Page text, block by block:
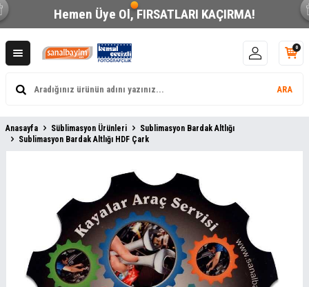
Hemen Üye Ol,FIRSATLARI KAÇIRMA!
ARA
0
Anasayfa Süblimasyon Ürünleri
Sublimasyon Bardak Altlığı
Sublimasyon Bardak Altlığı HDF Çark